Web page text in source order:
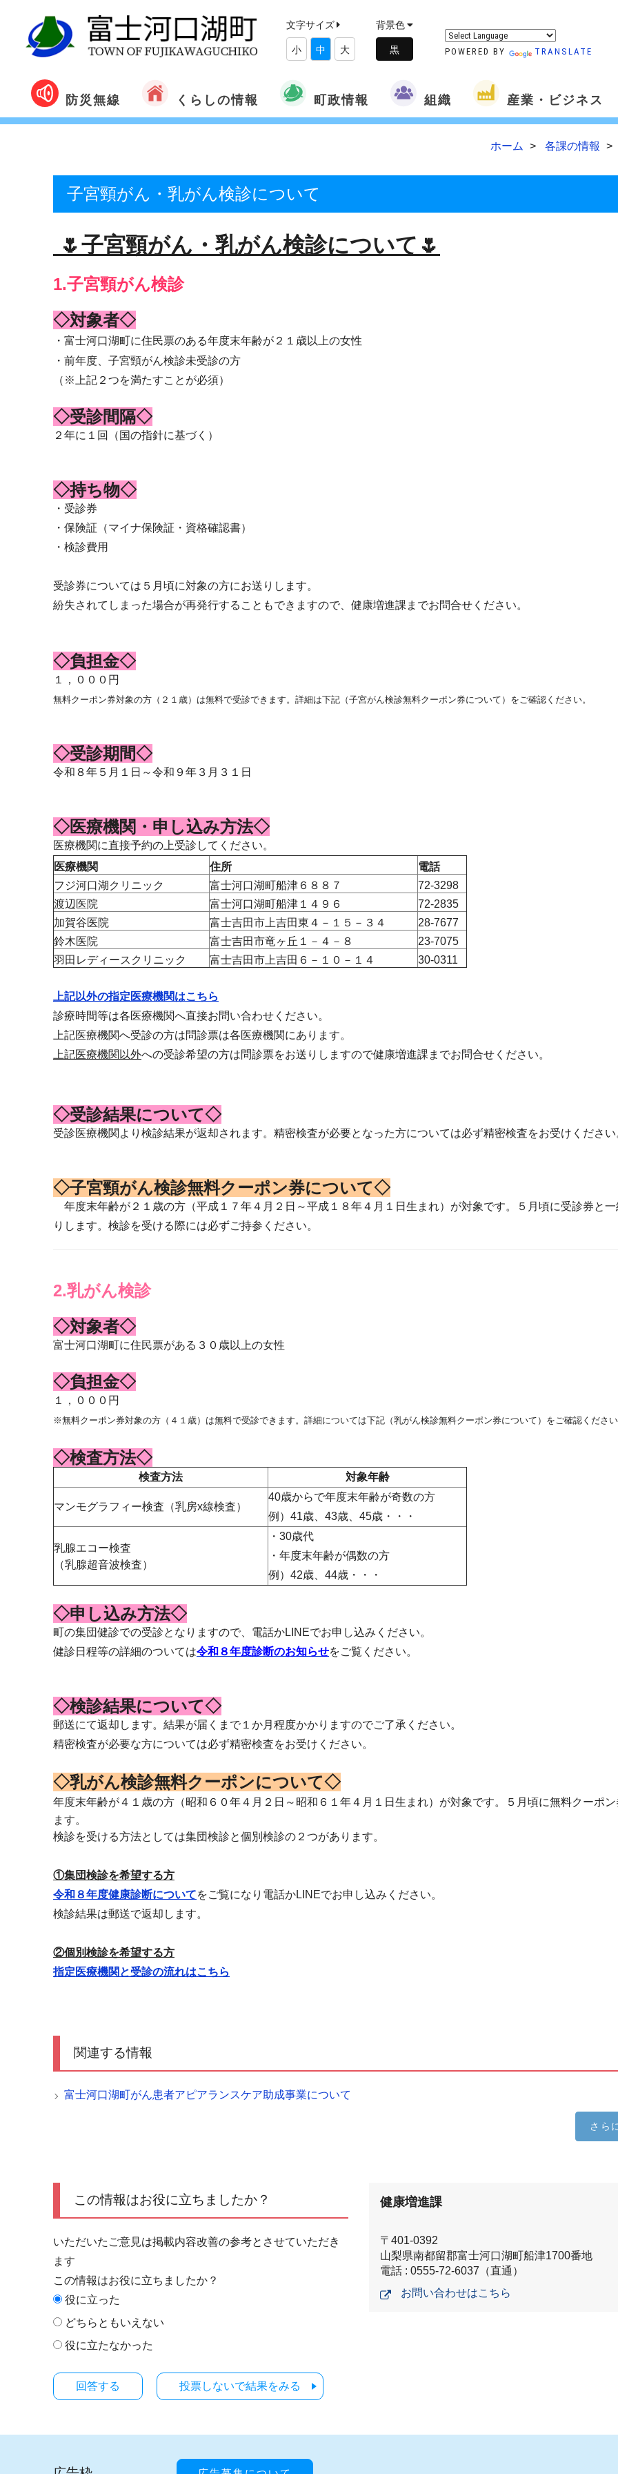
文字サイズ
小 中 大
背景色
POWERED BY TRANSLATE
防災無線 くらしの情報 町政情報 組織 産業・ビジネス
ホーム 各課の情報
子宮頸がん・乳がん検診について
🌷子宮頸がん・乳がん検診について🌷
1.子宮頸がん検診
◇対象者◇
・富士河口湖町に住民票のある年度末年齢が２１歳以上の女性
・前年度、子宮頸がん検診未受診の方
（※上記２つを満たすことが必須）
◇受診間隔◇
２年に１回（国の指針に基づく）
◇持ち物◇
・受診券
・保険証（マイナ保険証・資格確認書）
・検診費用
受診券については５月頃に対象の方にお送りします。
紛失されてしまった場合が再発行することもできますので、健康増進課までお問合せください。
◇負担金◇
１，０００円
無料クーポン券対象の方（２１歳）は無料で受診できます。詳細は下記（子宮がん検診無料クーポン券について）をご確認ください。
◇受診期間◇
令和８年５月１日～令和９年３月３１日
◇医療機関・申し込み方法◇
医療機関に直接予約の上受診してください。
医療機関
住所
電話
フジ河口湖クリニック
富士河口湖町船津６８８７
72-3298
渡辺医院
富士河口湖町船津１４９６
72-2835
加賀谷医院
富士吉田市上吉田東４－１５－３４
28-7677
鈴木医院
富士吉田市竜ヶ丘１－４－８
23-7075
羽田レディースクリニック
富士吉田市上吉田６－１０－１４ 30-0311
上記以外の指定医療機関はこちら
診療時間等は各医療機関へ直接お問い合わせください。
上記医療機関へ受診の方は問診票は各医療機関にあります。
上記医療機関以外への受診希望の方は問診票をお送りしますので健康増進課までお問合せください。
◇受診結果について◇
受診医療機関より検診結果が返却されます。精密検査が必要となった方については必ず精密検査をお受けください
◇子宮頸がん検診無料クーポン券について◇
年度末年齢が２１歳の方（平成１７年４月２日～平成１８年４月１日生まれ）が対象です。５月頃に受診券と
りします。検診を受ける際には必ずご持参ください。
2.乳がん検診
◇対象者◇
富士河口湖町に住民票がある３０歳以上の女性
◇負担金◇
１，０００円
※無料クーポン券対象の方（４１歳）は無料で受診できます。詳細については下記（乳がん検診無料クーポン券について）をご確認くださ
◇検査方法◇
検査方法 対象年齢
マンモグラフィー検査（乳房x線検査）
40歳からで年度末年齢が奇数の方
例）41歳、43歳、45歳・・・
乳腺エコー検査
（乳腺超音波検査）
・30歳代
・年度末年齢が偶数の方
例）42歳、44歳・・・
◇申し込み方法◇
町の集団健診での受診となりますので、電話かLINEでお申し込みください。
健診日程等の詳細のついては令和８年度診断のお知らせをご覧ください。
◇検診結果について◇
郵送にて返却します。結果が届くまで１か月程度かかりますのでご了承ください。
精密検査が必要な方については必ず精密検査をお受けください。
◇乳がん検診無料クーポンについて◇
年度末年齢が４１歳の方（昭和６０年４月２日～昭和６１年４月１日生まれ）が対象です。５月頃に無料クーポ
ます。
検診を受ける方法としては集団検診と個別検診の２つがあります。
①集団検診を希望する方
令和８年度健康診断についてをご覧になり電話かLINEでお申し込みください。
検診結果は郵送で返却します。
②個別検診を希望する方
指定医療機関と受診の流れはこちら
関連する情報
富士河口湖町がん患者アピアランスケア助成事業について
さら
この情報はお役に立ちましたか？
いただいたご意見は掲載内容改善の参考とさせていただき
ます
この情報はお役に立ちましたか？
役に立った
どちらともいえない
役に立たなかった
投票しないで結果をみる
健康増進課
〒401-0392
山梨県南都留郡富士河口湖町船津1700番地
電話 : 0555-72-6037（直通）
お問い合わせはこちら